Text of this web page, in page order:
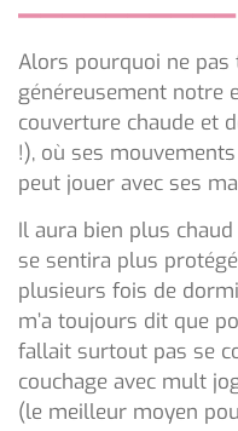
Alors pourquoi ne
généreusement notre
couverture chaude et
!), où ses
peut jouer avec ses
Il aura bien plus
se sentira plus
plusieurs fois de
m’a toujours dit que
fallait surtout pas se
couchage avec mult
(le meilleur moyen